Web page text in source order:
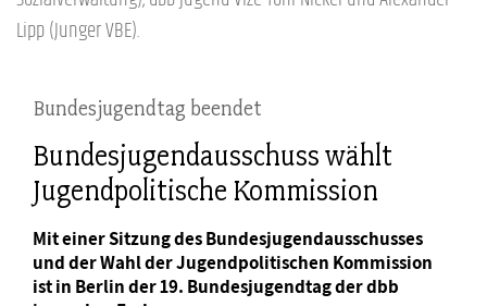
Lipp (Junger VBE).
Bundesjugendtag beendet
Bundesjugendausschuss wählt
Jugendpolitische Kommission
Mit einer Sitzung des Bundesjugendausschusses
und der Wahl der Jugendpolitischen Kommission
ist in Berlin der 19. Bundesjugendtag der dbb